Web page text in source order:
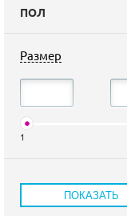
ПОЛ
Размер
1